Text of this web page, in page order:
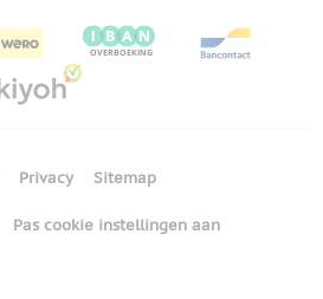
Privacy Sitemap
Pas cookie instellingen aan